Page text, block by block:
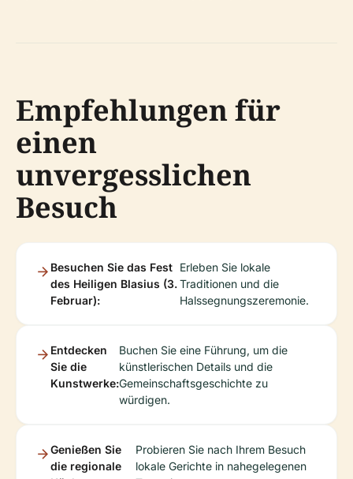
Empfehlungen für
einen
unvergesslichen
Besuch
Besuchen Sie das Fest
des Heiligen Blasius (3.
Februar):
Erleben Sie lokale
Traditionen und die
Halssegnungszeremonie.
Entdecken
Sie die
Kunstwerke:
Buchen Sie eine Führung, um die
künstlerischen Details und die
Gemeinschaftsgeschichte zu
würdigen.
Genießen Sie
die regionale
Probieren Sie nach Ihrem Besuch
lokale Gerichte in nahegelegenen